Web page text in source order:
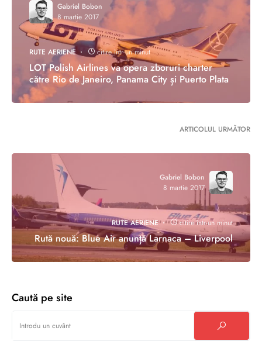
Gabriel Bobon
8 martie 2017
RUTE AERIENE citire într-un minut
LOT Polish Airlines va opera zboruri charter
către Rio de Janeiro, Panama City și Puerto Plata
ARTICOLUL URMĂTOR
Gabriel Bobon
8 martie 2017
RUTE AERIENE citire într-un minut
Rută nouă: Blue Air anunță Larnaca – Liverpool
Caută pe site